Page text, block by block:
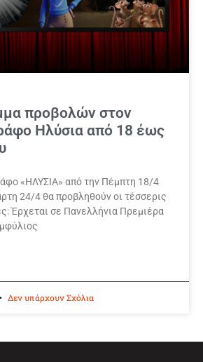
προβολών στον
Ηλύσια από 18 έως
«ΗΛΥΣΙΑ» από την Πέμπτη 18/4
24/4 θα προβληθούν οι τέσσερις
Έρχεται σε Πανελλήνια Πρεμιέρα
Δεν υπάρχουν Σχόλια